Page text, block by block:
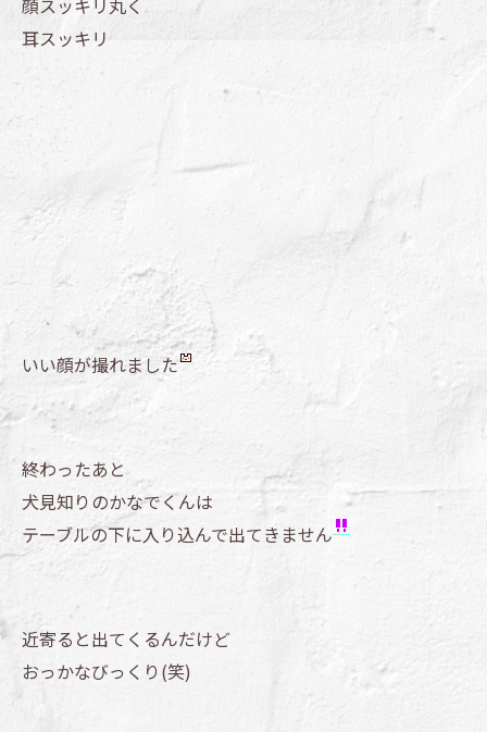
顔スッキリ丸く
耳スッキリ
いい顔が撮れました
終わったあと
犬見知りのかなでくんは
テーブルの下に入り込んで出てきません
近寄ると出てくるんだけど
おっかなびっくり(笑)